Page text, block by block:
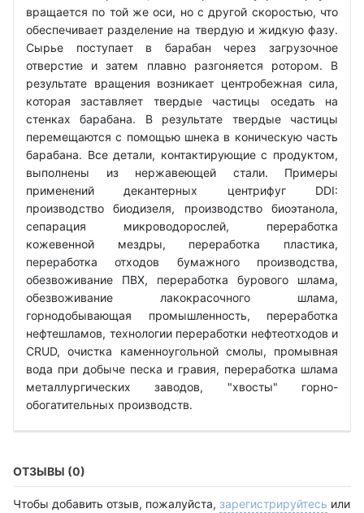
вращается по той же оси, но с другой скоростью, что
обеспечивает разделение на твердую и жидкую фазу.
Сырье поступает в барабан через загрузочное
отверстие и затем плавно разгоняется ротором. В
результате вращения возникает центробежная сила,
которая заставляет твердые частицы оседать на
стенках барабана. В результате твердые частицы
перемещаются с помощью шнека в коническую часть
барабана. Все детали, контактирующие с продуктом,
выполнены из нержавеющей стали. Примеры
применений декантерных центрифуг DDI:
производство биодизеля, производство биоэтанола,
сепарация микроводорослей, переработка
кожевенной мездры, переработка пластика,
переработка отходов бумажного производства,
обезвоживание ПВХ, переработка бурового шлама,
обезвоживание лакокрасочного шлама,
горнодобывающая промышленность, переработка
нефтешламов, технологии переработки нефтеотходов и
CRUD, очистка каменноугольной смолы, промывная
вода при добыче песка и гравия, переработка шлама
металлургических заводов, "хвосты" горно-
обогатительных производств.
ОТЗЫВЫ (0)
Чтобы добавить отзыв, пожалуйста, зарегистрируйтесь или